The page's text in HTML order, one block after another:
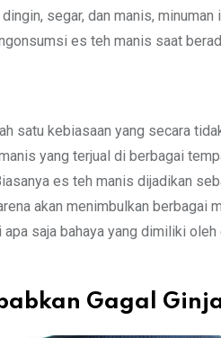
segar, dan manis,
es teh manis saat
satu kebiasaan yang secara
yang terjual di berbagai
es teh manis dijadikan
akan menimbulkan berbagai
saja bahaya yang dimiliki
Gagal